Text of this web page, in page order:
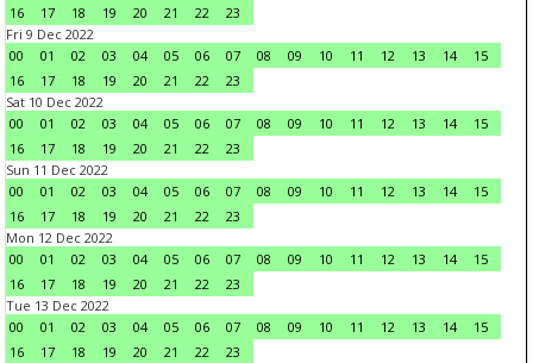
16
17 18 19 20 21 22
23
Fri 9 Dec 2022
00
01 02 03 04 05 06 07 08 09 10 11 12 13 14
15
16
17 18 19 20 21 22
23
Sat 10 Dec 2022
00
01 02 03 04 05 06 07 08 09 10 11 12 13 14
15
16
17 18 19 20 21 22
23
Sun 11 Dec 2022
00
01 02 03 04 05 06 07 08 09 10 11 12 13 14
15
16
17 18 19 20 21 22
23
Mon 12 Dec 2022
00
01 02 03 04 05 06 07 08 09 10 11 12 13 14
15
16
17 18 19 20 21 22
23
Tue 13 Dec 2022
00
01 02 03 04 05 06 07 08 09 10 11 12 13 14
15
16
17 18 19 20 21 22
23